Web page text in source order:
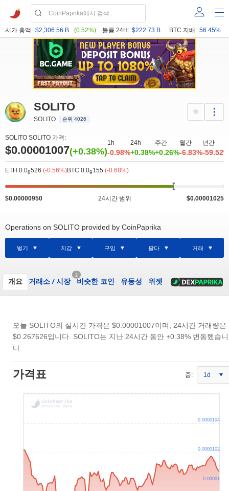
시가 총액: $2,306.56 B (0.52%) 볼륨 24H: $222.73 B BTC 지배: 56.45%
SOLITO
SOLITO 순위 4026
SOLITO SOLITO 가격:
$0.00001007(+0.38%)
1h
-0.98%
24h
+0.38%
주간
+0.26%
월간
-6.83%
년간
-59.52%
ETH 0.08526 (-0.56%)BTC 0.09155 (-0.68%)
$0.00000950 24시간 범위 $0.00001025
Operations on SOLITO provided by CoinPaprika
벌기 지갑 구입 팔다 거래
개요 거래소 /시장
2
비슷한 코인 유동성 위젯
오늘 SOLITO의 실시간 가격은 $0.00001007이며, 24시간 거래량은
$0.267626입니다. SOLITO는 지난 24시간 동안 +0.38% 변동했습니
다.
가격표 줌: 1d
0.00001
0.0000102
0.0000104